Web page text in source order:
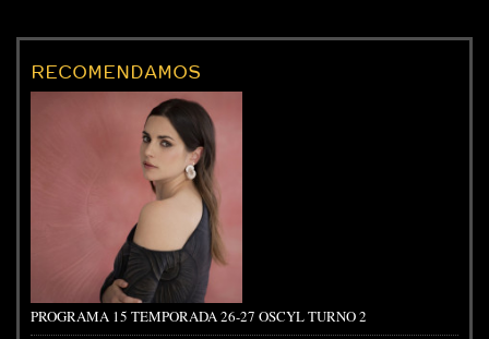
RECOMENDAMOS
PROGRAMA 15 TEMPORADA 26-27 OSCYL TURNO 2